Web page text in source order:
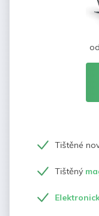
od
Tištěné
Tištěný